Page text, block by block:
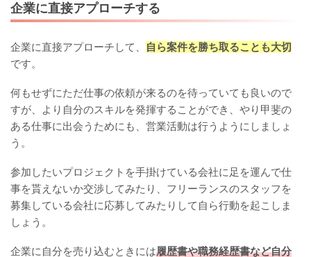
企業に直接アプローチする
企業に直接アプローチして、
自ら案件を勝ち取ることも大切
です。
何もせずにただ仕事の依頼が来るのを待っていても良いので
すが、より自分のスキルを発揮することができ、やり甲斐の
ある仕事に出会うためにも、営業活動は行うようにしましょ
う。
参加したいプロジェクトを手掛けている会社に足を運んで仕
事を貰えないか交渉してみたり、フリーランスのスタッフを
募集している会社に応募してみたりして自ら行動を起こしま
しょう。
企業に自分を売り込むときには履歴書や職務経歴書など自分